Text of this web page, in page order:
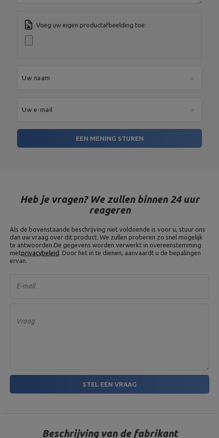
Voeg uw eigen productafbeelding toe:
Uw naam
Uw e-mail
EEN MENING STUREN
Heb je vragen? We zullen binnen 24 uur
reageren
Als de bovenstaande beschrijving niet voldoende is voor u, stuur ons
dan uw vraag over dit product. We zullen proberen zo snel mogelijk
te antwoorden.De gegevens worden verwerkt in overeenstemming
metprivacybeleid . Door het in te dienen, aanvaardt u de bepalingen
ervan.
E-mail
Vraag
STEL EEN VRAAG
Beschrijving van de fabrikant